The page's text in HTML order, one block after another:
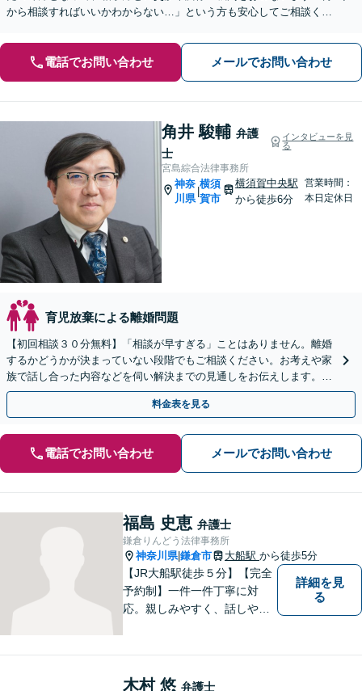
から相談すればいいかわからない…」という方も安心してご相談くだ
電話でお問い合わせ メールでお問い合わせ
角井 駿輔 弁護
士
インタビューを見
る
宮島綜合法律事務所
神奈
川県
横須
賀市
横須賀中央駅
から徒歩6分
営業時間：
本日定休日
育児放棄による離婚問題
【初回相談３０分無料】「相談が早すぎる」ことはありません。離婚
するかどうかが決まっていない段階でもご相談ください。お考えや家
族で話し合った内容などを伺い解決までの見通しをお伝えします。不
貞慰謝料、財産分与、養育費など、幅広く対応します。
料金表を見る
電話でお問い合わせ メールでお問い合わせ
福島 史恵 弁護士
鎌倉りんどう法律事務所
神奈川県|鎌倉市 大船駅 から徒歩5分
【JR大船駅徒歩５分】【完全
予約制】一件一件丁寧に対
応。親しみやすく、話しやす
お問い合わせください。
詳細を見
る
木村 悠 弁護士